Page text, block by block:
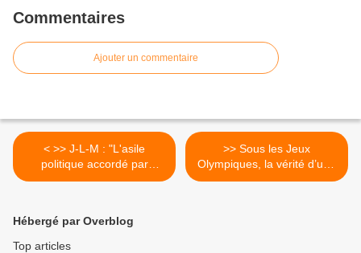
Commentaires
Ajouter un commentaire
< >> J-L-M : "L'asile
politique accordé par
l'Equateur à Julian Assange
>> Sous les Jeux
Olympiques, la vérité d’une
époque >
Hébergé par Overblog
Top articles